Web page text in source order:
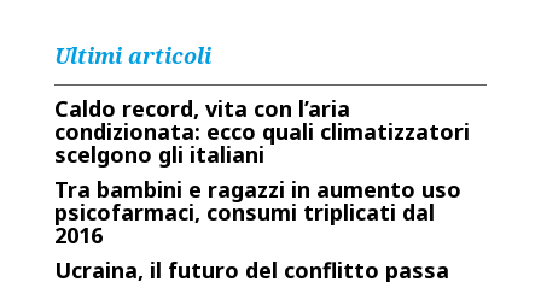
Ultimi articoli
Caldo record, vita con l’aria
condizionata: ecco quali climatizzatori
scelgono gli italiani
Tra bambini e ragazzi in aumento uso
psicofarmaci, consumi triplicati dal
2016
Ucraina, il futuro del conflitto passa